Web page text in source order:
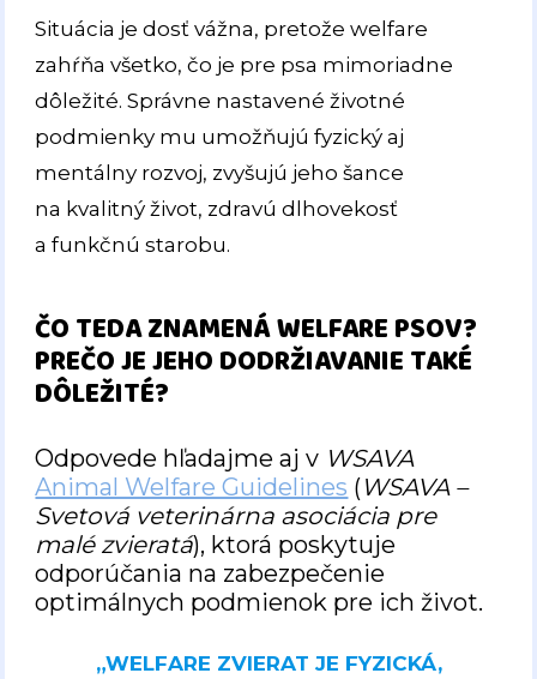
Situácia je dosť vážna, pretože welfare
zahŕňa všetko, čo je pre psa mimoriadne
dôležité. Správne nastavené životné
podmienky mu umožňujú fyzický aj
mentálny rozvoj, zvyšujú jeho šance
na kvalitný život, zdravú dlhovekosť
a funkčnú starobu.
ČO TEDA ZNAMENÁ WELFARE PSOV?
PREČO JE JEHO DODRŽIAVANIE TAKÉ
DÔLEŽITÉ?
Odpovede hľadajme aj v WSAVA
Animal Welfare Guidelines (WSAVA –
Svetová veterinárna asociácia pre
malé zvieratá), ktorá poskytuje
odporúčania na zabezpečenie
optimálnych podmienok pre ich život.
„WELFARE ZVIERAT JE FYZICKÁ,